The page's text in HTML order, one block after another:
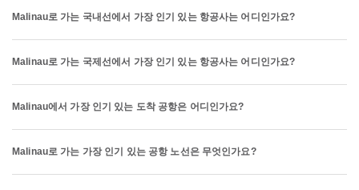
Malinau로 가는 국내선에서 가장 인기 있는 항공사는 어디인가요?
Malinau로 가는 국제선에서 가장 인기 있는 항공사는 어디인가요?
Malinau에서 가장 인기 있는 도착 공항은 어디인가요?
Malinau로 가는 가장 인기 있는 공항 노선은 무엇인가요?